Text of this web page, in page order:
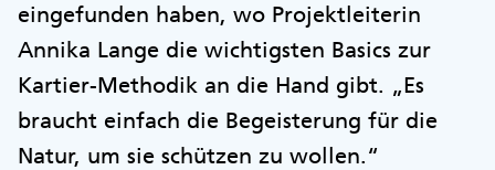
eingefunden haben, wo Projektleiterin
Annika Lange die wichtigsten Basics zur
Kartier-Methodik an die Hand gibt. „Es
braucht einfach die Begeisterung für die
Natur, um sie schützen zu wollen.“